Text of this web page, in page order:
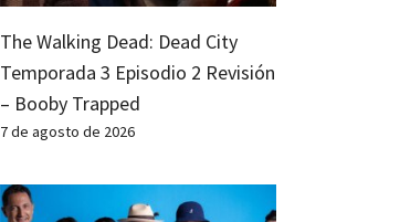
The Walking Dead: Dead City
Temporada 3 Episodio 2 Revisión
– Booby Trapped
7 de agosto de 2026